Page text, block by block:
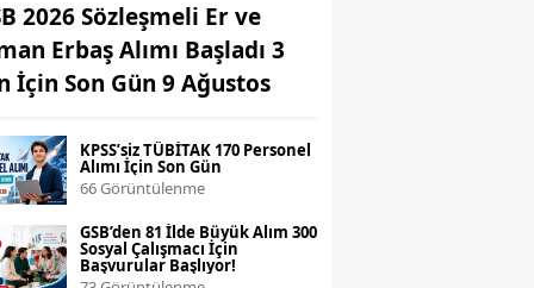
2026 Sözleşmeli Er ve
Erbaş Alımı Başladı 3
İçin Son Gün 9 Ağustos
KPSS’siz TÜBİTAK 170 Personel
Alımı İçin Son Gün
66 Görüntülenme
GSB’den 81 İlde Büyük Alım 300
Sosyal Çalışmacı İçin
Başvurular Başlıyor!